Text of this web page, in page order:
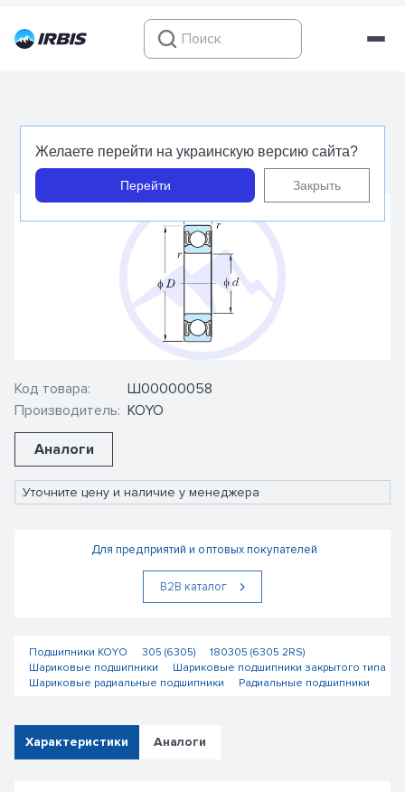
Желаете перейти на украинскую версию сайта?
Перейти Закрыть
6305 2RS - KOYO - Подшипник шариковый
радиальный
Код товара:
Производитель:
Ш00000058
KOYO
Аналоги
Уточните цену и наличие у менеджера
Для предприятий и оптовых покупателей
В2В каталог
Подшипники KOYO 305 (6305)
180305 (6305 2RS)
Шариковые подшипники
Шариковые подшипники закрытого типа
Шариковые радиальные подшипники
Радиальные подшипники
Характеристики Аналоги